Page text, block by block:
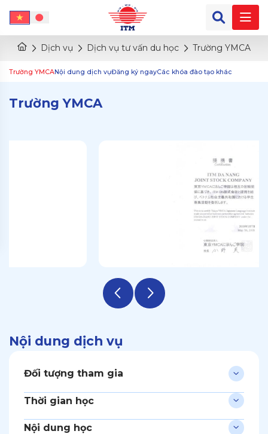
Dịch vụ Dịch vụ tư vấn du học Trường YMCA
Trường YMCANội dung dịch vụĐăng ký ngayCác khóa đào tạo khác
Trường YMCA
Nội dung dịch vụ
Đối tượng tham gia
Thời gian học
Nội dung học